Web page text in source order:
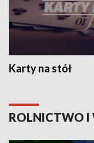
Karty na stół
ROLNICTWO I